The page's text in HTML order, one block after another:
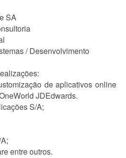
SA
/ Desenvolvimento
de aplicativos online
JDEdwards.
S/A;
entre outros.